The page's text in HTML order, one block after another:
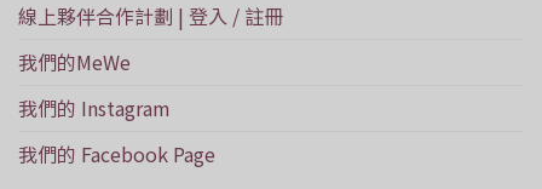
線上夥伴合作計劃 | 登入 / 註冊
我們的MeWe
我們的 Instagram
我們的 Facebook Page